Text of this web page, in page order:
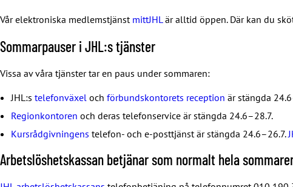
Vår elektroniska medlemstjänst mittJHL är alltid öppen. Där kan du
Sommarpauser i JHL:s tjänster
Vissa av våra tjänster tar en paus under sommaren:
JHL:s telefonväxel och förbundskontorets reception är stängda
Regionkontoren och deras telefonservice är stängda 24.6–28.7.
Kursrådgivningens telefon- och e-posttjänst är stängda 24.6–26.7.
Arbetslöshetskassan betjänar som normalt hela